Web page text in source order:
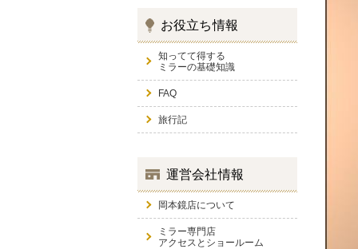
お役立ち情報
知ってて得する
ミラーの基礎知識
FAQ
旅行記
運営会社情報
岡本鏡店について
ミラー専門店
アクセスとショールーム